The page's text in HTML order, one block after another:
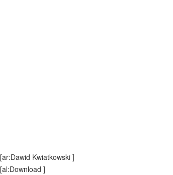
[ar:Dawid Kwiatkowski ]
[al:Download ]